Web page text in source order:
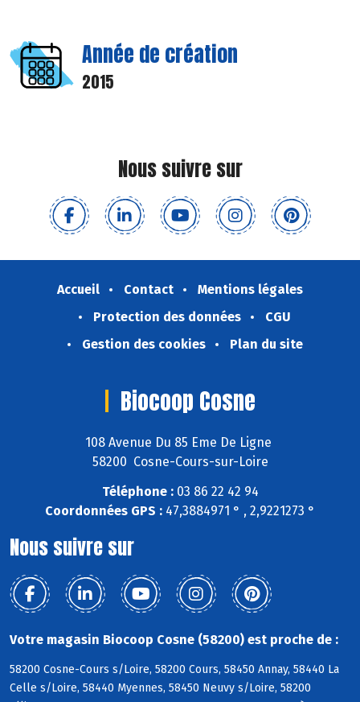
Année de création
2015
Nous suivre sur
Accueil Contact
Mentions légales
Protection des données
CGU
Gestion des cookies
Plan du site
Biocoop Cosne
108 Avenue Du 85 Eme De Ligne
58200 Cosne-Cours-sur-Loire
Téléphone :03 86 22 42 94
Coordonnées GPS : 47,3884971 ° , 2,9221273 °
Nous suivre sur
Votre magasin Biocoop Cosne (58200) est proche de :
58200 Cosne-Cours s/Loire, 58200 Cours, 58450 Annay, 58440 La
Celle s/Loire, 58440 Myennes, 58450 Neuvy s/Loire, 58200